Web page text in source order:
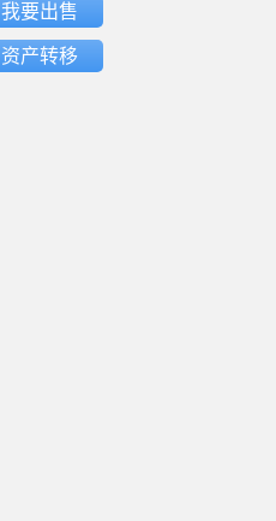
我要出售
资产转移